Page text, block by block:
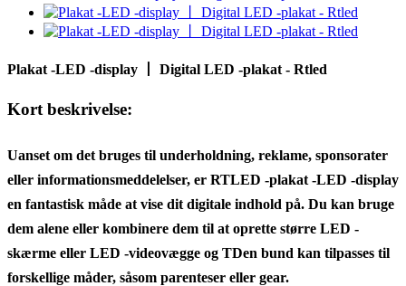
Plakat -LED -display 丨 Digital LED -plakat - Rtled
Kort beskrivelse:
Uanset om det bruges til underholdning, reklame, sponsorater
eller informationsmeddelelser, er RTLED -plakat -LED -display
en fantastisk måde at vise dit digitale indhold på. Du kan bruge
dem alene eller kombinere dem til at oprette større LED -
skærme eller LED -videovægge og TDen bund kan tilpasses til
forskellige måder, såsom parenteser eller gear.